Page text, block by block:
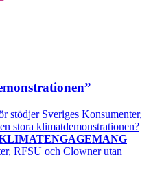
stödjer Sveriges Konsumenter,
stora klimatdemonstrationen?
RFSU och Clowner utan